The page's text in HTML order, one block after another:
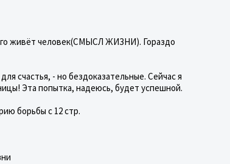
живёт человек(СМЫСЛ ЖИЗНИ). Гораздо
счастья, - но бездоказательные. Сейчас я
Эта попытка, надеюсь, будет успешной.
борьбы с 12 стр.